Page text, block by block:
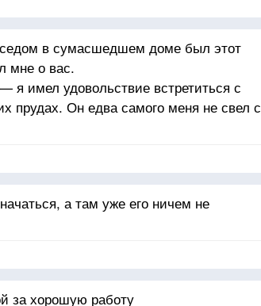
в сумасшедшем доме был этот
мне о вас.
имел удовольствие встретиться с
прудах. Он едва самого меня не свел с
а там уже его ничем не
за хорошую работу